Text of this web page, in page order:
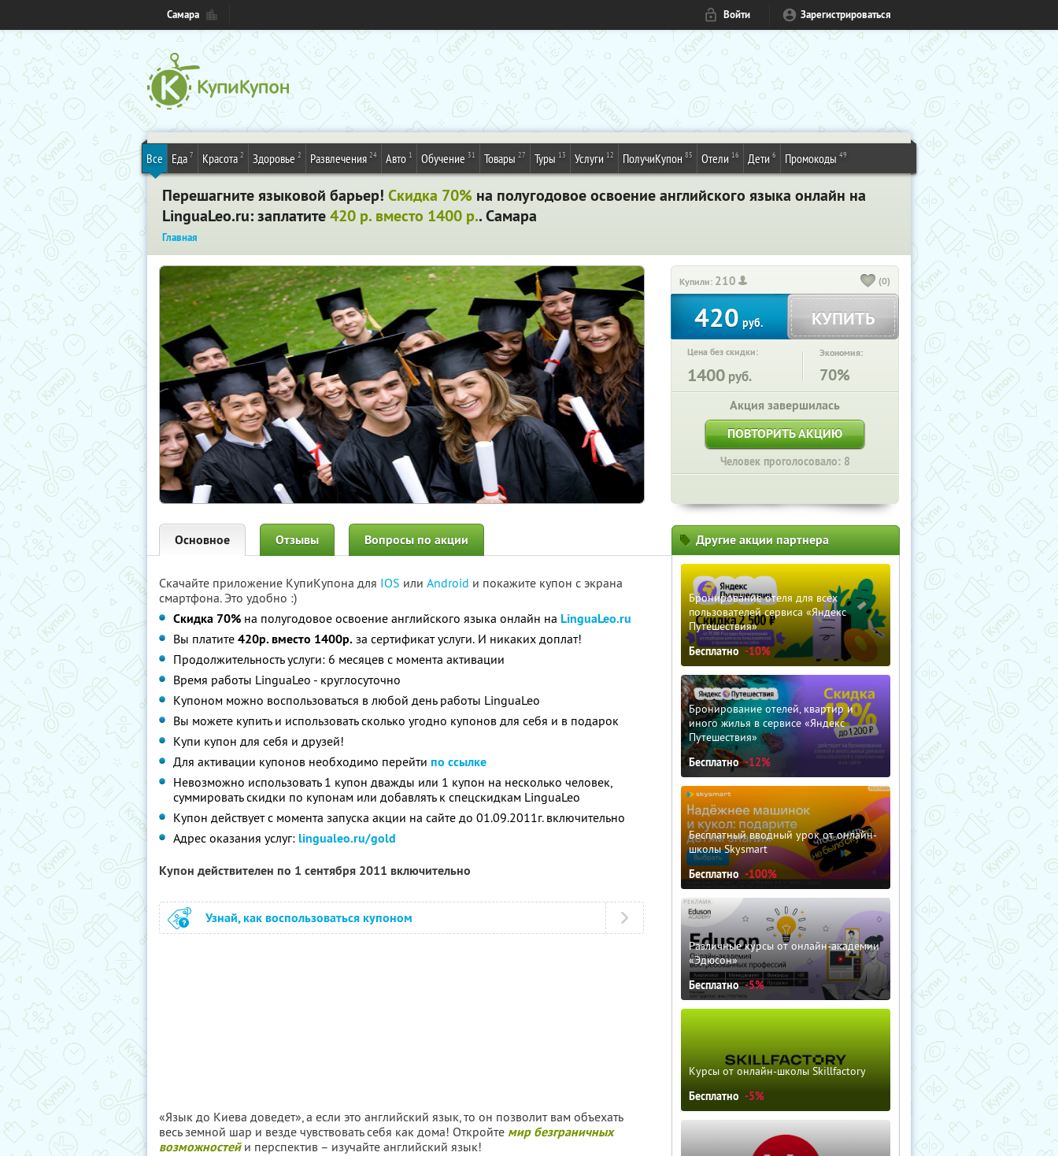
Самара Войти Зарегистрироваться
Все Еда 7 Красота 2 Здоровье 2 Развлечения 24 Авто 1 Обучение 31 Товары 27 Туры 13 Услуги 12 ПолучиКупон 85 Отели 16 Дети 6 Промокоды 49
Перешагните языковой барьер! Скидка 70% на полугодовое освоение английского языка онлайн на
LinguaLeo.ru: заплатите420 р. вместо 1400 р.. Самара
Главная
Купили: 210 (0)
420 руб. КУПИТЬ
Цена без скидки:
1400 руб.
Экономия:
70%
Акция завершилась
ПОВТОРИТЬ АКЦИЮ
Человек проголосовало: 8
Основное Отзывы Вопросы по акции
Скачайте приложение КупиКупона для IOS или Android и покажите купон с экрана
смартфона. Это удобно :)
Скидка 70% на полугодовое освоение английского языка онлайн на LinguaLeo.ru
Вы платите 420р. вместо 1400р. за сертификат услуги. И никаких доплат!
Продолжительность услуги: 6 месяцев с момента активации
Время работы LinguaLeo - круглосуточно
Купоном можно воспользоваться в любой день работы LinguaLeo
Вы можете купить и использовать сколько угодно купонов для себя и в подарок
Купи купон для себя и друзей!
Для активации купонов необходимо перейти по ссылке
Невозможно использовать 1 купон дважды или 1 купон на несколько человек,
суммировать скидки по купонам или добавлять к спецскидкам LinguaLeo
Купон действует с момента запуска акции на сайте до 01.09.2011г. включительно
Адрес оказания услуг: lingualeo.ru/gold
Купон действителен по 1 сентября 2011 включительно
Узнай, как воспользоваться купоном
«Язык до Киева доведет», а если это английский язык, то он позволит вам объехать
весь земной шар и везде чувствовать себя как дома! Откройте мир безграничных
возможностейи перспектив – изучайте английский язык!
Другие акции партнера
Бронирование отеля для всех
пользователей сервиса «Яндекс
Путешествия»
Бесплатно -10%
Бронирование отелей, квартир и
иного жилья в сервисе «Яндекс
Путешествия»
Бесплатно -12%
Бесплатный вводный урок от онлайн-
школы Skysmart
Бесплатно -100%
Различные курсы от онлайн-академии
«Эдюсон»
Бесплатно -5%
Курсы от онлайн-школы Skillfactory
Бесплатно -5%